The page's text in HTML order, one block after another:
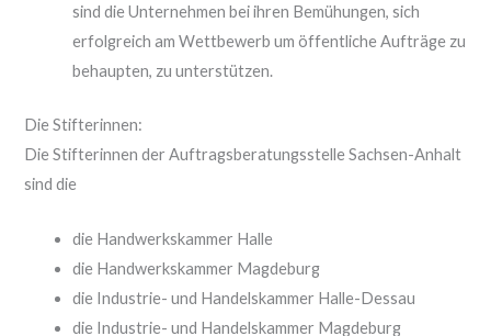
sind die Unternehmen bei ihren Bemühungen, sich
erfolgreich am Wettbewerb um öffentliche Aufträge zu
behaupten, zu unterstützen.
Die Stifterinnen:
Die Stifterinnen der Auftragsberatungsstelle Sachsen-Anhalt
sind die
die Handwerkskammer Halle
die Handwerkskammer Magdeburg
die Industrie- und Handelskammer Halle-Dessau
die Industrie- und Handelskammer Magdeburg